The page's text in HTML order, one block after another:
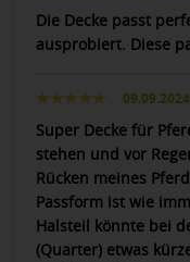
Die Decke passt
ausprobiert. Diese
09.09.2024
Super Decke für
stehen und vor
Rücken meines
Passform ist wie
Halsteil könnte bei
(Quarter) etwas